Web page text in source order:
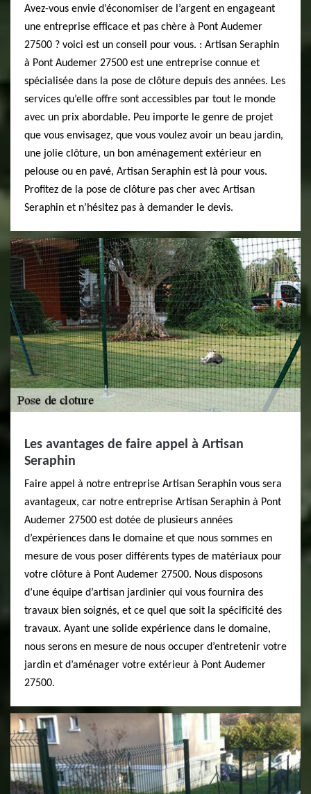
Avez-vous envie d’économiser de l’argent en engageant
une entreprise efficace et pas chère à Pont Audemer
27500 ? voici est un conseil pour vous. : Artisan Seraphin
à Pont Audemer 27500 est une entreprise connue et
spécialisée dans la pose de clôture depuis des années. Les
services qu’elle offre sont accessibles par tout le monde
avec un prix abordable. Peu importe le genre de projet
que vous envisagez, que vous voulez avoir un beau jardin,
une jolie clôture, un bon aménagement extérieur en
pelouse ou en pavé, Artisan Seraphin est là pour vous.
Profitez de la pose de clôture pas cher avec Artisan
Seraphin et n’hésitez pas à demander le devis.
Les avantages de faire appel à Artisan
Seraphin
Faire appel à notre entreprise Artisan Seraphin vous sera
avantageux, car notre entreprise Artisan Seraphin à Pont
Audemer 27500 est dotée de plusieurs années
d’expériences dans le domaine et que nous sommes en
mesure de vous poser différents types de matériaux pour
votre clôture à Pont Audemer 27500. Nous disposons
d’une équipe d’artisan jardinier qui vous fournira des
travaux bien soignés, et ce quel que soit la spécificité des
travaux. Ayant une solide expérience dans le domaine,
nous serons en mesure de nous occuper d’entretenir votre
jardin et d’aménager votre extérieur à Pont Audemer
27500.